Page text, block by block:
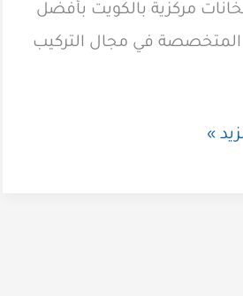
مركزية بالكويت بأفضل
المتخصصة في مجال التركيب
»